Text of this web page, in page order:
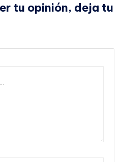
tu opinión, deja tu